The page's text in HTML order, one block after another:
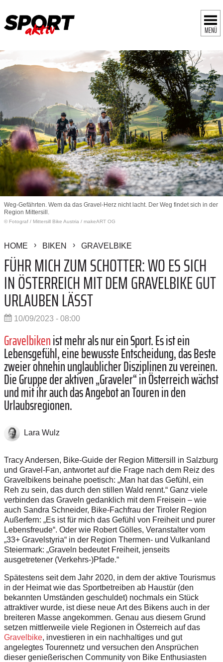
MENÜ
Weg-Gefährten. Wem da das Gravel-Herz nicht lacht. Der Weg findet sich in der
Region Mittersill.
© Fotograf / Mittersill Bike Austria / makeART OG
HOME BIKEN GRAVELBIKE
FÜHR MICH ZUM SCHOTTER: WO ES SICH
IN ÖSTERREICH MIT DEM GRAVELBIKE GUT
URLAUBEN LÄSST
10/09/2023 - 08:00
Gravelbikenist mehr als nur ein Sport. Es ist ein
Lebensgefühl, eine bewusste Entscheidung, das Beste
zweier ohnehin unglaublicher Disziplinen zu vereinen.
Die Gruppe der aktiven „Graveler“ in Österreich wächst
und mit ihr auch das Angebot an Touren in den
Urlaubsregionen.
Lara Wulz
Tracy Andersen, Bike-­Guide der Region Mittersill in Salzburg
und Gravel-Fan, antwortet auf die Frage nach dem Reiz des
Gravelbikens beinahe poetisch: „Man hat das Gefühl, ein
Reh zu sein, das durch den stillen Wald rennt.“ Ganz viele
verbinden das Graveln gedanklich mit dem Freisein – wie
auch Sandra Schneider, Bike-Fachfrau der Tiroler Region
Außerfern: „Es ist für mich das Gefühl von Freiheit und purer
Lebensfreude“. Oder wie Robert Gölles, Veranstalter vom
„33+ Gravelstyria“ in der Region Thermen- und Vulkanland
Steiermark: „Graveln bedeutet Freiheit, jenseits
ausgetretener (Verkehrs-)Pfade.“
Spätestens seit dem Jahr 2020, in dem der aktive Tourismus
in der Heimat wie das Sportbetreiben ab Haustür (den
bekannten Umständen geschuldet) nochmals ein Stück
attraktiver wurde, ist diese neue Art des Bikens auch in der
breiteren Masse angekommen. Genau aus diesem Grund
setzen mittlerweile viele Regionen in Österreich auf das
Gravelbike, investieren in ein nachhaltiges und gut
angelegtes Tourennetz und versuchen den Ansprüchen
dieser genießerischen Community von Bike Enthusiasten